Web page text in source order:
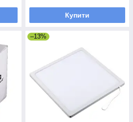
Купити
–13%